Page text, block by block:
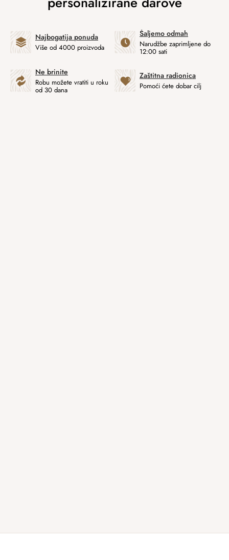
Najbogatija ponuda
Više od 4000 proizvoda
Šaljemo odmah
Narudžbe zaprimljene do
12:00 sati
Ne brinite
Robu možete vratiti u roku
od 30 dana
Zaštitna radionica
Pomoći ćete dobar cilj